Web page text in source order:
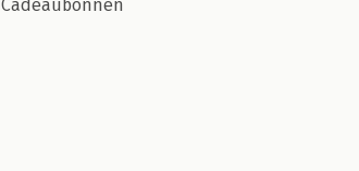
Cadeaubonnen